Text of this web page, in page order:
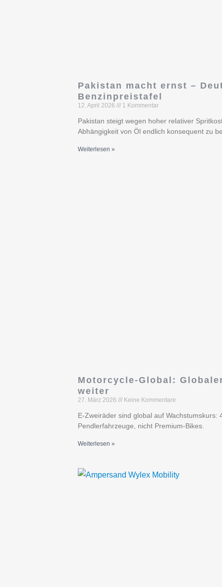
Pakistan macht ernst –
Benzinpreistafel
12. April 2026 1 Kommentar
Pakistan steigt wegen hoher relativer
Abhängigkeit von Öl endlich konsequent zu
Weiterlesen »
Motorcycle-Global:
weiter
27. März 2026 Keine Kommentare
E-Zweiräder sind global auf
Pendlerfahrzeuge, nicht Premium-Bikes.
Weiterlesen »